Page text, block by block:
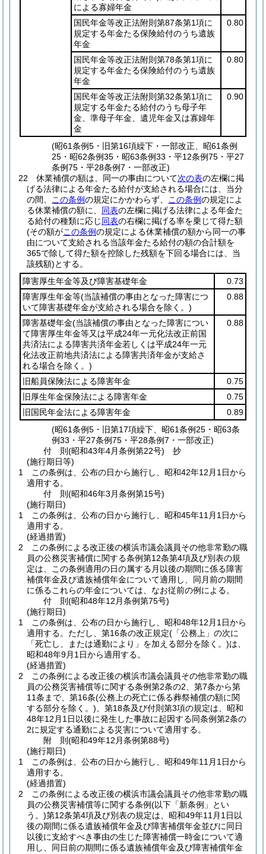
による寡婦年金
国民年金等改正法附則第87条第1項に
規定する年金たる保険給付のうち遺族
年金
0.80
国民年金等改正法附則第78条第1項に
規定する年金たる保険給付のうち遺族
年金
0.80
国民年金等改正法附則第32条第1項に
規定する年金たる給付のうち母子年
金、準母子年金、遺児年金又は寡婦年
金
0.90
(昭61条例5・旧第16項繰下・一部改正、昭61条例
25・昭62条例35・昭63条例33・平12条例75・平27
条例75・平28条例7・一部改正)
22
休業補償の額は、同一の事由について次の表の左欄に掲
げる法律による年金たる給付が支給される場合には、当分
の間、
この条例の規定にかかわらず、 この条例の規定によ
る休業補償の額に、 同表の左欄に掲げる法律による年金た
る給付の種類に応じ同表の右欄に掲げる率を乗じて得た額
(その額がこの条例の規定による休業補償の額から同一の事
由について支給される当該年金たる給付の額の合計額を
365で除して得た額を控除した残額を下回る場合には、当
該残額)とする。
障害厚生年金等及び障害基礎年金
0.73
障害厚生年金等(当該補償の事由となった障害につ
いて障害基礎年金が支給される場合を除く。)
0.88
障害基礎年金(当該補償の事由となった障害につい
て障害厚生年金等又は平成24年一元化法改正前国
共済法による障害共済年金若しくは平成24年一元
化法改正前地共済法による障害共済年金が支給さ
れる場合を除く。)
0.88
旧船員保険法による障害年金
0.75
旧厚生年金保険法による障害年金
0.75
旧国民年金法による障害年金
0.89
(昭61条例5・旧第17項繰下、昭61条例25・昭63条
例33・平27条例75・平28条例7・一部改正)
付 則(昭和43年4月条例第22号) 抄
(施行期日等)
1
この条例は、公布の日から施行し、昭和42年12月1日から
適用する。
付 則(昭和46年3月条例第15号)
(施行期日)
1
この条例は、公布の日から施行し、昭和45年11月1日から
適用する。
(経過措置)
2
この条例による改正後の横浜市議会議員その他非常勤の職
員の公務災害補償に関する条例第12条第4項及び別表の規
定は、この条例適用の日の属する月以後の期間に係る障害
補償年金及び遺族補償年金について適用し、同月前の期間
に係るこれらの年金については、なお従前の例による。
付 則(昭和48年12月条例第75号)
(施行期日)
1
この条例は、公布の日から施行し、昭和48年12月1日から
適用する。 ただし、第16条の改正規定(「公務上」の次に
「死亡し、または通勤により」を加える部分を除く。)は、
昭和48年9月1日から適用する。
(経過措置)
2
この条例による改正後の横浜市議会議員その他非常勤の職
員の公務災害補償等に関する条例第2条の2、第7条から第
11条まで、第16条(公務上の死亡に係る葬祭補償の額に関
する部分を除く。) 、第18条及び付則第3項の規定は、昭和
48年12月1日以後に発生した事故に起因する同条例第2条の
2に規定する通勤による災害について適用する。
附 則(昭和49年12月条例第88号)
(施行期日)
1
この条例は、公布の日から施行し、昭和49年11月1日から
適用する。
(経過措置)
2
この条例による改正後の横浜市議会議員その他非常勤の職
員の公務災害補償等に関する条例(以下「新条例」とい
う。)第12条第4項及び別表の規定は、昭和49年11月1日以
後の期間に係る遺族補償年金及び障害補償年金並びに同日
以後に支給すべき事由の生じた障害補償一時金について適
用し、同日前の期間に係る遺族補償年金及び障害補償年金